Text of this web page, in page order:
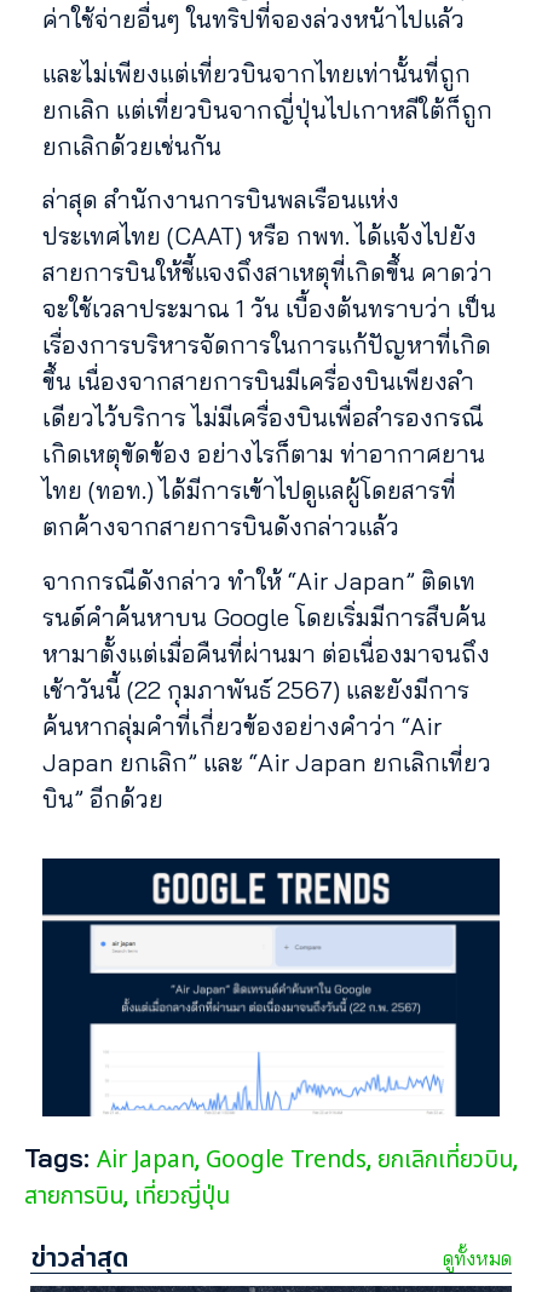
ค่าใช้จ่ายอื่นๆ ในทริปที่จองล่วงหน้าไปแล้ว
และไม่เพียงแต่เที่ยวบินจากไทยเท่านั้นที่ถูก
ยกเลิก แต่เที่ยวบินจากญี่ปุ่นไปเกาหลีใต้ก็ถูก
ยกเลิกด้วยเช่นกัน
ล่าสุด สำนักงานการบินพลเรือนแห่ง
ประเทศไทย (CAAT) หรือ กพท. ได้แจ้งไปยัง
สายการบินให้ชี้แจงถึงสาเหตุที่เกิดขึ้น คาดว่า
จะใช้เวลาประมาณ 1 วัน เบื้องต้นทราบว่า เป็น
เรื่องการบริหารจัดการในการแก้ปัญหาที่เกิด
ขึ้น เนื่องจากสายการบินมีเครื่องบินเพียงลำ
เดียวไว้บริการ ไม่มีเครื่องบินเพื่อสำรองกรณี
เกิดเหตุขัดข้อง อย่างไรก็ตาม ท่าอากาศยาน
ไทย (ทอท.) ได้มีการเข้าไปดูแลผู้โดยสารที่
ตกค้างจากสายการบินดังกล่าวแล้ว
จากกรณีดังกล่าว ทำให้ “Air Japan” ติดเท
รนด์คำค้นหาบน Google โดยเริ่มมีการสืบค้น
หามาตั้งแต่เมื่อคืนที่ผ่านมา ต่อเนื่องมาจนถึง
เช้าวันนี้ (22 กุมภาพันธ์ 2567) และยังมีการ
ค้นหากลุ่มคำที่เกี่ยวข้องอย่างคำว่า “Air
Japan ยกเลิก” และ “Air Japan ยกเลิกเที่ยว
บิน” อีกด้วย
Tags: Air Japan, Google Trends, ยกเลิกเที่ยวบิน,
สายการบิน, เที่ยวญี่ปุ่น
ข่าวล่าสุด ดูทั้งหมด